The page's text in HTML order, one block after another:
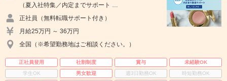
（夏入社特集／内定までサポート …
正社員（無料転職サポート付き）
月給25万円 ～ 36万円
全国（※希望勤務地はご相談ください。）
正社員登用 社割制度 賞与
未経験OK
学生OK
男女歓迎 週3日勤務OK
時短勤務OK